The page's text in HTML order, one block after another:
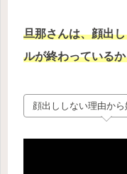
旦那さんは、顔出
ルが終わっている
顔出ししない理由から